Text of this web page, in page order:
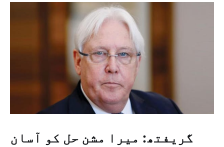
گریفتھ: میرا مشن حل کو آسان